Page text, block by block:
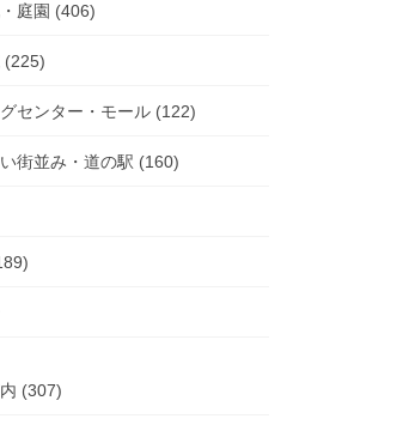
庭園 (406)
(225)
センター・モール (122)
街並み・道の駅 (160)
(307)